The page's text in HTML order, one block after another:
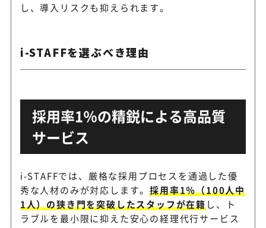
し、導入リスクも抑えられます。
i-STAFFを選ぶべき理由
採用率1％の精鋭による高品質
サービス
i-STAFFでは、厳格な採用プロセスを通過した優
秀な人材のみが対応します。採用率1％（100人中
1人）の狭き門を突破したスタッフが在籍 し、ト
ラブルを最小限に抑えた安心の経理代行サービス